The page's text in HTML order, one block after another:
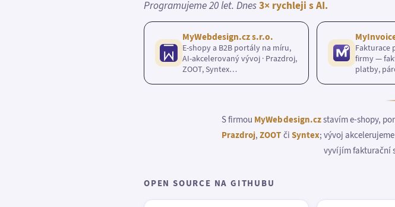
Programujeme 20 let. Dnes3× rychleji s AI.
MyWebdesign.cz s.r.o.
E-shopy a B2B portály na míru,
AI-akcelerovaný vývoj · Prazdroj,
ZOOT, Syntex…
Fakturace
firmy —
platby,
S firmou MyWebdesign.czstavím e-shopy,
Prazdroj,ZOOT či Syntex; vývoj
vyvíjím fakturační
OPEN SOURCE NA GITHUBU